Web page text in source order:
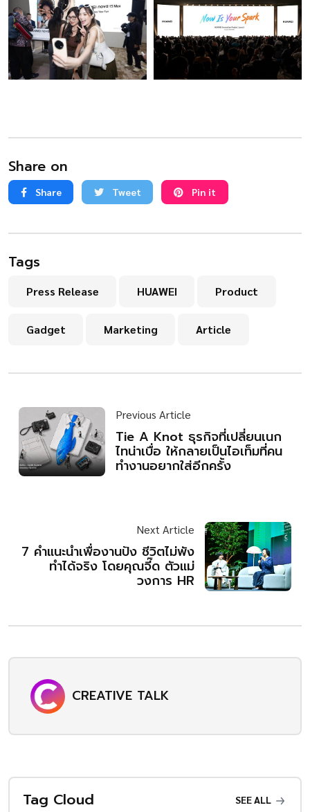
Share on
Share Tweet Pin it
Tags
Press Release HUAWEI Product
Gadget Marketing Article
Previous Article
Tie A Knot ธุรกิจที่เปลี่ยนเนก
ไทน่าเบื่อ ให้กลายเป็นไอเท็มที่คน
ทำงานอยากใส่อีกครั้ง
Next Article
7 คำแนะนำเพื่องานปัง ชีวิตไม่พัง
ทำได้จริง โดยคุณจี๊ด ตัวแม่
วงการ HR
CREATIVE TALK
Tag Cloud SEE ALL